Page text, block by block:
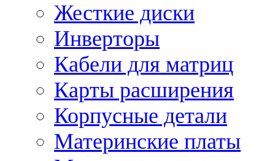
Жесткие диски
Инверторы
Кабели для матриц
Карты расширения
Корпусные детали
Материнские платы